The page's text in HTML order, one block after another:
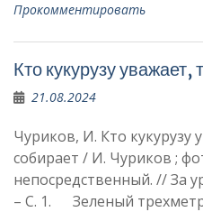
Прокомментировать
Кто кукурузу уважает,
21.08.2024
Чуриков, И. Кто кукурузу
собирает / И. Чуриков ;
непосредственный. // За
– С. 1. Зеленый